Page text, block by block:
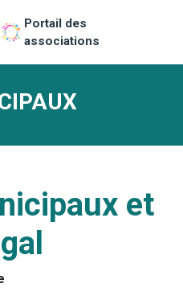
Portail des
associations
et